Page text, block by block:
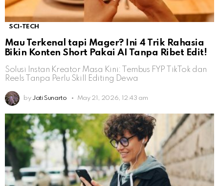
SCI-TECH
Mau Terkenal tapi Mager? Ini 4 Trik Rahasia
Bikin Konten Short Pakai AI Tanpa Ribet Edit!
Solusi Instan Kreator Masa Kini: Tembus FYP TikTok dan
Reels Tanpa Perlu Skill Editing Dewa
by Jati Sunarto May 21, 2026, 12:43 am